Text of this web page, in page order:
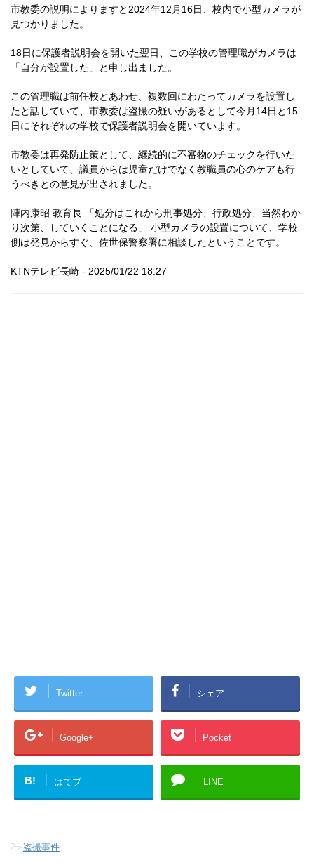
市教委の説明によりますと2024年12月16日、校内で小型カメラが
見つかりました。
18日に保護者説明会を開いた翌日、この学校の管理職がカメラは
「自分が設置した」と申し出ました。
この管理職は前任校とあわせ、複数回にわたってカメラを設置し
たと話していて、市教委は盗撮の疑いがあるとして今月14日と15
日にそれぞれの学校で保護者説明会を開いています。
市教委は再発防止策として、継続的に不審物のチェックを行いた
いとしていて、議員からは児童だけでなく教職員の心のケアも行
うべきとの意見が出されました。
陣内康昭 教育長 「処分はこれから刑事処分、行政処分、当然わか
り次第、していくことになる」 小型カメラの設置について、学校
側は発見からすぐ、佐世保警察署に相談したということです。
KTNテレビ長崎 - 2025/01/22 18:27
Twitter シェア
Google+ Pocket
B! はてブ LINE
-盗撮事件